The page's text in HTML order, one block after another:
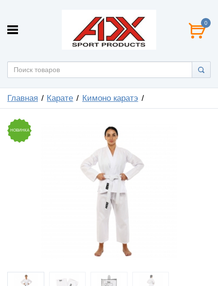
0
Главная Карате Кимоно каратэ
НОВИНКА